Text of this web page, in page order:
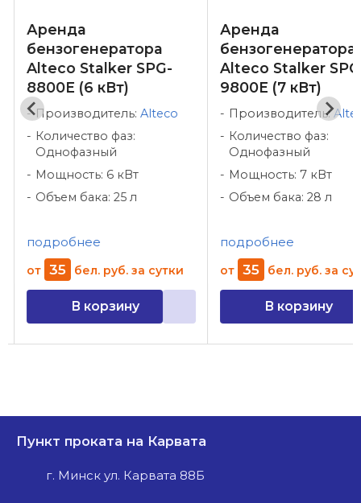
Аренда
бензогенератора
Alteco Stalker SPG-
8800E (6 кВт)
Производитель: Alteco
Количество фаз:
Однофазный
Мощность: 6 кВт
Объем бака: 25 л
подробнее
от 35 бел. руб. за сутки
В корзину
Аренда
бензогенератора
Alteco Stalker
9800E (7 кВт)
Производитель:
Количество фаз:
Однофазный
Мощность: 7 кВт
Объем бака: 28 л
подробнее
от 35 бел. руб. за
В корзину
Пункт проката на Карвата
г. Минск ул. Карвата 88Б